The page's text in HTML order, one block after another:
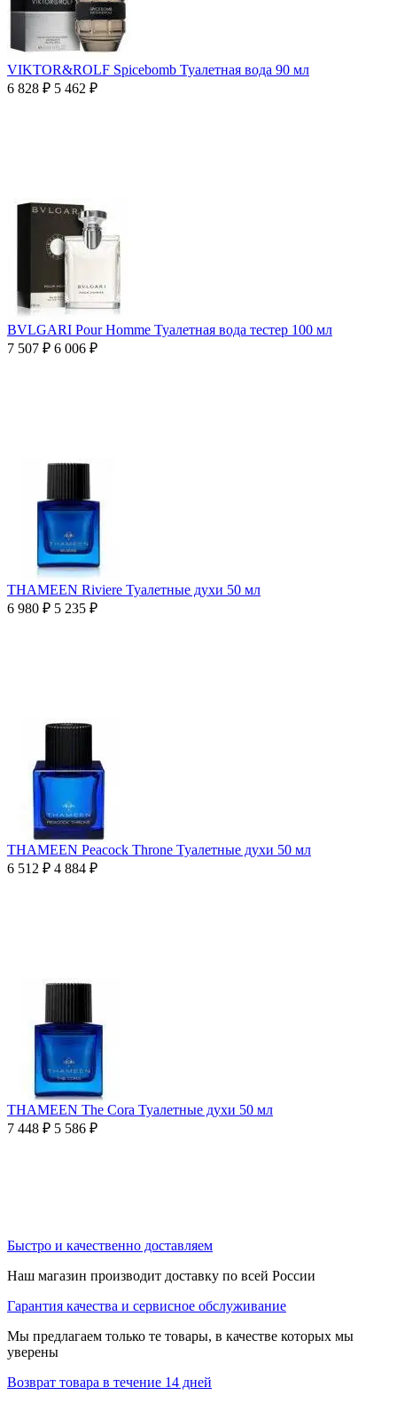
VIKTOR&ROLF Spicebomb Туалетная вода 90 мл
6 828 ₽ 5 462 ₽
BVLGARI Pour Homme Туалетная вода тестер 100 мл
7 507 ₽ 6 006 ₽
THAMEEN Riviere Туалетные духи 50 мл
6 980 ₽ 5 235 ₽
THAMEEN Peacock Throne Туалетные духи 50 мл
6 512 ₽ 4 884 ₽
THAMEEN The Cora Туалетные духи 50 мл
7 448 ₽ 5 586 ₽
Быстро и качественно доставляем
Наш магазин производит доставку по всей России
Гарантия качества и сервисное обслуживание
Мы предлагаем только те товары, в качестве которых мы
уверены
Возврат товара в течение 14 дней